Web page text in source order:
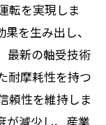
転を実現しま
を生み出し、
最新の軸受技術
耐摩耗性を持つ
頼性を維持しま
が減少し、産業